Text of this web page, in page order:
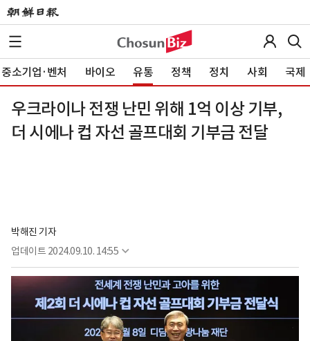
중소기업·벤처 바이오 유통 정책 정치 사회 국제
우크라이나 전쟁 난민 위해 1억 이상 기부,
더 시에나 컵 자선 골프대회 기부금 전달
박해진 기자
업데이트 2024.09.10. 14:55